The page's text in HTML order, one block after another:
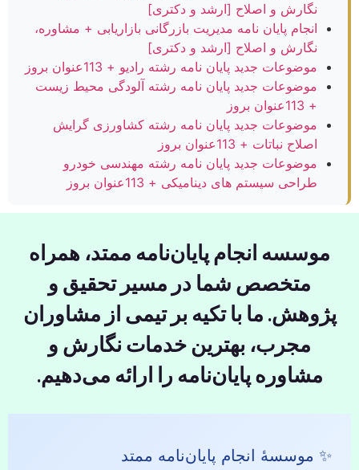
نگارش و اصلاح [ارشد و دکتری]
انجام پایان نامه مدیریت بازرگانی بازاریابی + مشاوره،
نگارش و اصلاح [ارشد و دکتری]
موضوعات جدید پایان نامه رشته رادیو + 113عنوان بروز
موضوعات جدید پایان نامه رشته آلودگی محیط زیست
+ 113عنوان بروز
موضوعات جدید پایان نامه رشته کشاورزی گرایش
اصلاح نباتات + 113عنوان بروز
موضوعات جدید پایان نامه رشته مهندسی خودرو
طراحی سیستم های دینامیکی + 113عنوان بروز
موسسه انجام پایان‌نامه ممتد، همراه
متخصص شما در مسیر تحقیق و
پژوهش. ما با تکیه بر تیمی از مشاوران
مجرب، بهترین خدمات نگارش و
مشاوره پایان‌نامه را ارائه می‌دهیم.
✨ موسسهٔ انجام پایان‌نامه ممتد